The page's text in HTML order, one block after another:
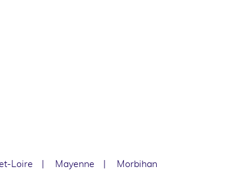
Loire Mayenne
Morbihan